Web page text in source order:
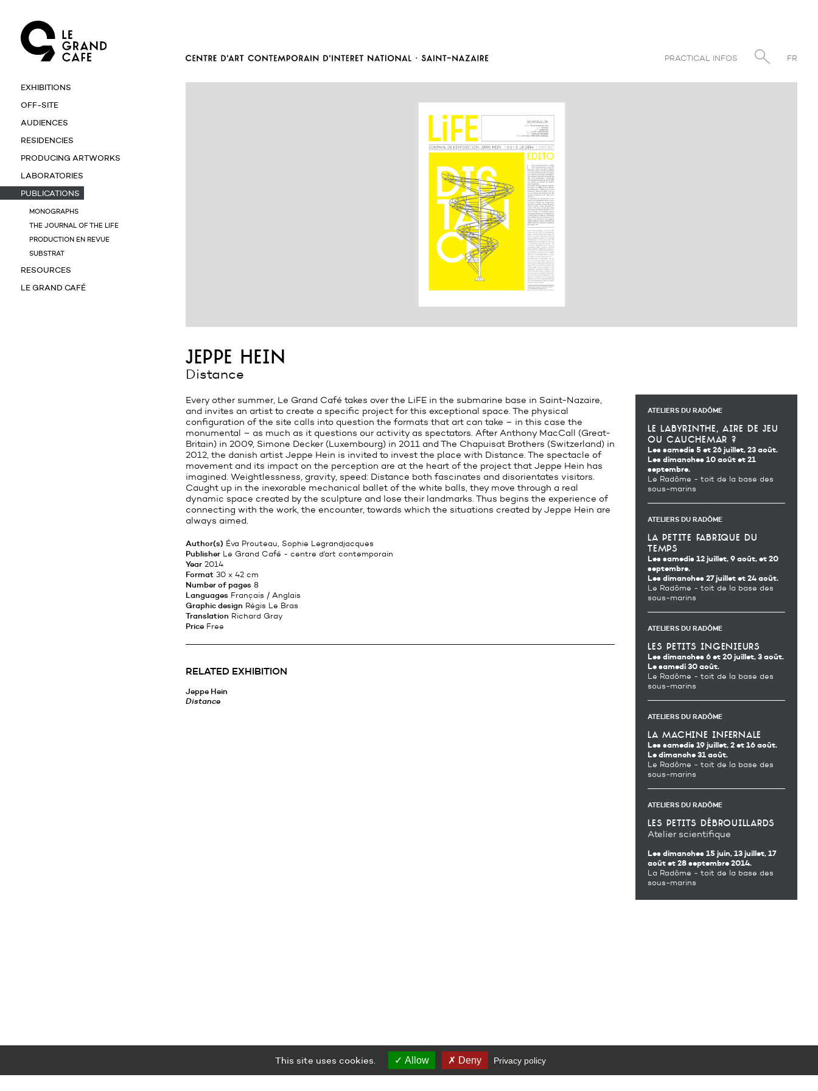
EXHIBITIONS
OFF-SITE
AUDIENCES
RESIDENCIES
PRODUCING ARTWORKS
LABORATORIES
PUBLICATIONS
MONOGRAPHS
THE JOURNAL OF THE LIFE
PRODUCTION EN REVUE
SUBSTRAT
RESOURCES
LE GRAND CAFÉ
PRACTICAL INFOS FR
jeppe hein
Distance
ATELIERS DU RADÔME
le labyrinthe, aire de jeu
ou cauchemar ?
Les samedis 5 et 26 juillet, 23 août.
Les dimanches 10 août et 21
septembre.
Le Radôme - toit de la base des
sous-marins
ATELIERS DU RADÔME
la petite fabrique du
temps
Les samedis 12 juillet, 9 août, et 20
septembre.
Les dimanches 27 juillet et 24 août.
Le Radôme - toit de la base des
sous-marins
ATELIERS DU RADÔME
les petits ingenieurs
Les dimanches 6 et 20 juillet, 3 août.
Le samedi 30 août.
Le Radôme - toit de la base des
sous-marins
ATELIERS DU RADÔME
la machine infernale
Les samedis 19 juillet, 2 et 16 août.
Le dimanche 31 août.
Le Radôme - toit de la base des
sous-marins
ATELIERS DU RADÔME
les petits débrouillards
Atelier scientifique
Les dimanches 15 juin, 13 juillet, 17
août et 28 septembre 2014.
La Radôme - toit de la base des
sous-marins
Every other summer, Le Grand Café takes over the LiFE in the submarine base in Saint-Nazaire,
and invites an artist to create a specific project for this exceptional space. The physical
configuration of the site calls into question the formats that art can take – in this case the
monumental – as much as it questions our activity as spectators. After Anthony MacCall (Great-
Britain) in 2009, Simone Decker (Luxembourg) in 2011 and The Chapuisat Brothers (Switzerland) in
2012, the danish artist Jeppe Hein is invited to invest the place with Distance. The spectacle of
movement and its impact on the perception are at the heart of the project that Jeppe Hein has
imagined. Weightlessness, gravity, speed: Distance both fascinates and disorientates visitors.
Caught up in the inexorable mechanical ballet of the white balls, they move through a real
dynamic space created by the sculpture and lose their landmarks. Thus begins the experience of
connecting with the work, the encounter, towards which the situations created by Jeppe Hein are
always aimed.
Author(s) Éva Prouteau, Sophie Legrandjacques
Publisher Le Grand Café - centre d'art contemporain
Year 2014
Format 30 x 42 cm
Number of pages 8
Languages Français / Anglais
Graphic design Régis Le Bras
Translation Richard Gray
Price Free
RELATED EXHIBITION
Jeppe Hein
Distance
This site uses cookies. Allow Deny Privacy policy